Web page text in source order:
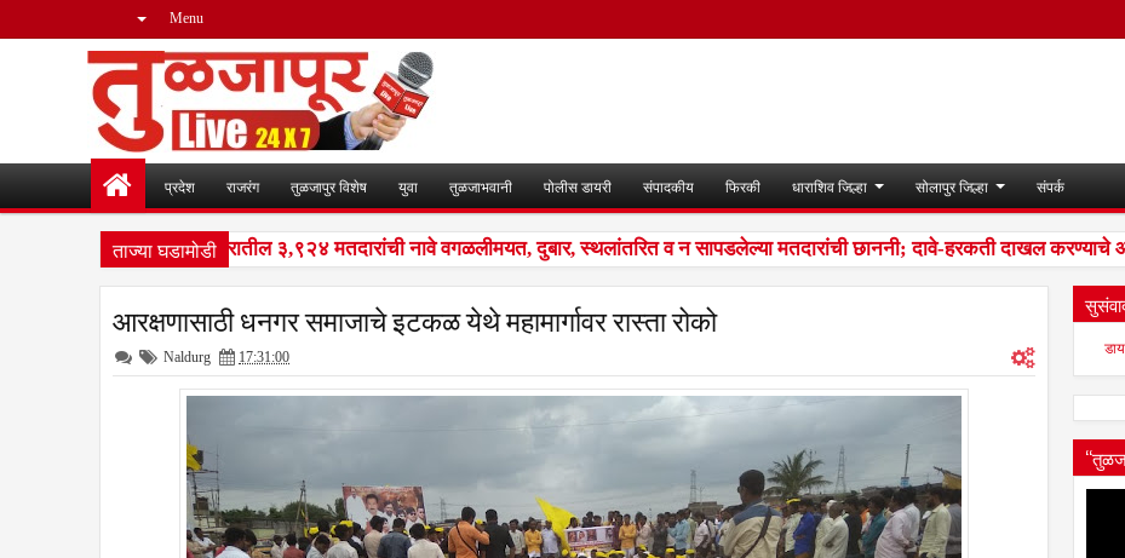
Menu
प्रदेश राजरंग तुळजापुर विशेष युवा तुळजाभवानी पोलीस डायरी संपादकीय फिरकी धाराशिव जिल्हा सोलापुर जिल्हा संपर्क
ताज्या घडामोडी
मोहीम : नळदुर्ग शहरातील ३,९२४ मतदारांची नावे वगळलीमयत, दुबार, स्थलांतरित व न सापडलेल्या मतदारांची छाननी; दावे-हरकती दाखल करण्याचे
आरक्षणासाठी धनगर समाजाचे इटकळ येथे महामार्गावर रास्ता रोको
Naldurg 17:31:00